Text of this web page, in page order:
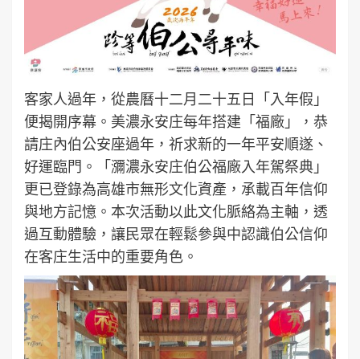
客家人過年，從農曆十二月二十五日「入年假」
便揭開序幕。美濃永安庄每年搭建「福廠」，恭
請庄內伯公安座過年，祈求新的一年平安順遂、
好運臨門。「瀰濃永安庄伯公福廠入年駕祭典」
更已登錄為高雄市無形文化資產，承載百年信仰
與地方記憶。本次活動以此文化脈絡為主軸，透
過互動體驗，讓民眾在輕鬆參與中認識伯公信仰
在客庄生活中的重要角色。